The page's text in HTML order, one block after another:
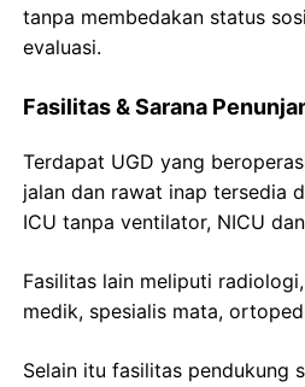
tanpa membedakan status
evaluasi.
Fasilitas & Sarana
Terdapat UGD yang
jalan dan rawat inap tersedia
ICU tanpa ventilator, NICU
Fasilitas lain meliputi
medik, spesialis mata,
Selain itu fasilitas pendukung